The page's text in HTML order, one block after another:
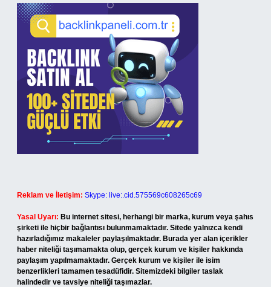
Reklam ve İletişim: Skype: live:.cid.575569c608265c69
Yasal Uyarı: Bu internet sitesi, herhangi bir marka, kurum veya şahıs
şirketi ile hiçbir bağlantısı bulunmamaktadır. Sitede yalnızca kendi
hazırladığımız makaleler paylaşılmaktadır. Burada yer alan içerikler
haber niteliği taşımamakta olup, gerçek kurum ve kişiler hakkında
paylaşım yapılmamaktadır. Gerçek kurum ve kişiler ile isim
benzerlikleri tamamen tesadüfidir. Sitemizdeki bilgiler taslak
halindedir ve tavsiye niteliği taşımazlar.